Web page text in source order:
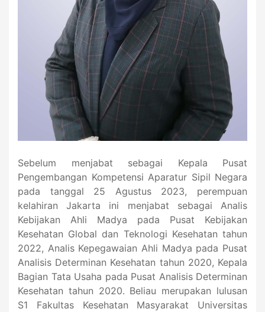
Sebelum menjabat sebagai Kepala Pusat
Pengembangan Kompetensi Aparatur Sipil Negara
pada tanggal 25 Agustus 2023, perempuan
kelahiran Jakarta ini menjabat sebagai Analis
Kebijakan Ahli Madya pada Pusat Kebijakan
Kesehatan Global dan Teknologi Kesehatan tahun
2022, Analis Kepegawaian Ahli Madya pada Pusat
Analisis Determinan Kesehatan tahun 2020, Kepala
Bagian Tata Usaha pada Pusat Analisis Determinan
Kesehatan tahun 2020. Beliau merupakan lulusan
S1 Fakultas Kesehatan Masyarakat Universitas